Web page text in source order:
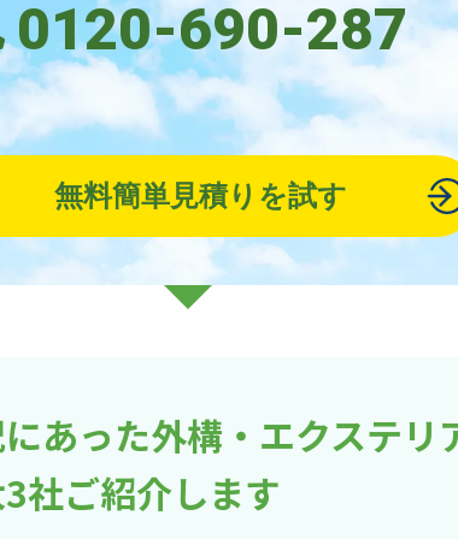
0120-690-287
無料簡単見積りを試す
あった外構・エクステリ
社ご紹介します